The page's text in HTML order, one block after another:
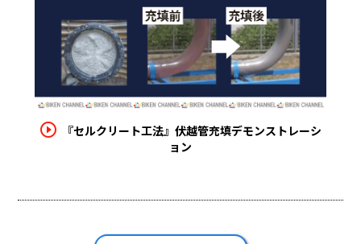
play_circle_outline
『セルクリート工法』伏越管充填デモンストレーシ
ョン